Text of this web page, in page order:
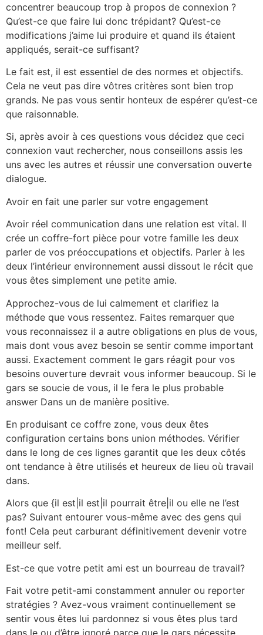
concentrer beaucoup trop à propos de connexion ?
Qu’est-ce que faire lui donc trépidant? Qu’est-ce
modifications j’aime lui produire et quand ils étaient
appliqués, serait-ce suffisant?
Le fait est, il est essentiel de des normes et objectifs.
Cela ne veut pas dire vôtres critères sont bien trop
grands. Ne pas vous sentir honteux de espérer qu’est-ce
que raisonnable.
Si, après avoir à ces questions vous décidez que ceci
connexion vaut rechercher, nous conseillons assis les
uns avec les autres et réussir une conversation ouverte
dialogue.
Avoir en fait une parler sur votre engagement
Avoir réel communication dans une relation est vital. Il
crée un coffre-fort pièce pour votre famille les deux
parler de vos préoccupations et objectifs. Parler à les
deux l’intérieur environnement aussi dissout le récit que
vous êtes simplement une petite amie.
Approchez-vous de lui calmement et clarifiez la
méthode que vous ressentez. Faites remarquer que
vous reconnaissez il a autre obligations en plus de vous,
mais dont vous avez besoin se sentir comme important
aussi. Exactement comment le gars réagit pour vos
besoins ouverture devrait vous informer beaucoup. Si le
gars se soucie de vous, il le fera le plus probable
answer Dans un de manière positive.
En produisant ce coffre zone, vous deux êtes
configuration certains bons union méthodes. Vérifier
dans le long de ces lignes garantit que les deux côtés
ont tendance à être utilisés et heureux de lieu où travail
dans.
Alors que {il est|il est|il pourrait être|il ou elle ne l’est
pas? Suivant entourer vous-même avec des gens qui
font! Cela peut carburant définitivement devenir votre
meilleur self.
Est-ce que votre petit ami est un bourreau de travail?
Fait votre petit-ami constamment annuler ou reporter
stratégies ? Avez-vous vraiment continuellement se
sentir vous êtes lui pardonnez si vous êtes plus tard